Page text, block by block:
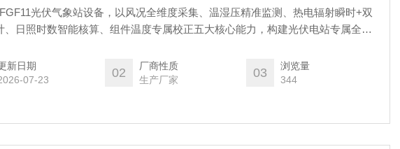
光伏气象站设备，以风况全维度采集、温湿压精准监测、热电辐射瞬时+双
、日照时数智能核算、组件温度专属校正五大核心能力，构建光伏电站专属全要
，以高精度、全维度、可溯源、可对标的数据优势，成为光伏电站新建、改造、
的优选标准化监测设备。
新日期
07-23
02
厂商性质
生产厂家
03
浏览量
344